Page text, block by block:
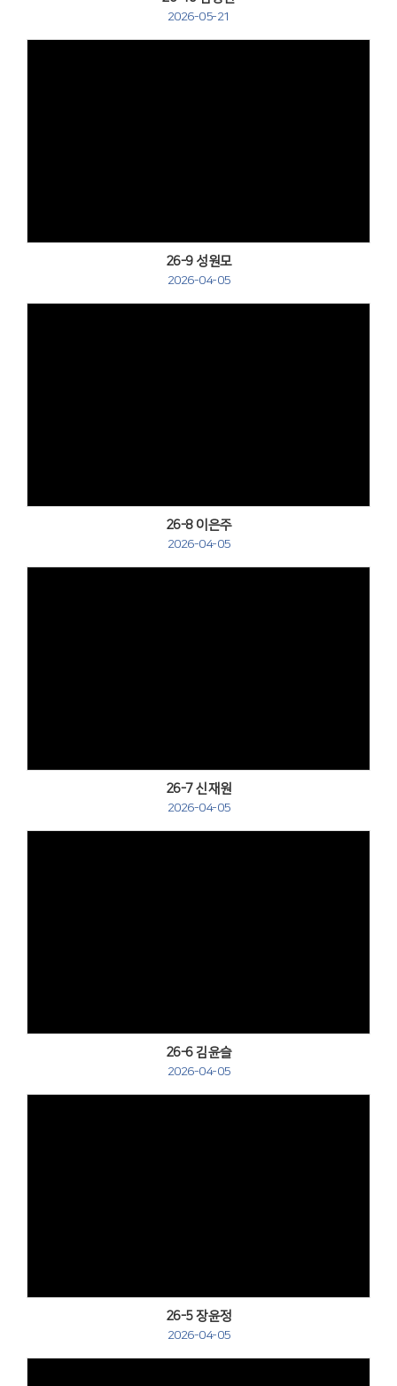
2026-05-21
26-9 성원모
2026-04-05
26-8 이은주
2026-04-05
26-7 신재원
2026-04-05
26-6 김윤슬
2026-04-05
26-5 장윤정
2026-04-05